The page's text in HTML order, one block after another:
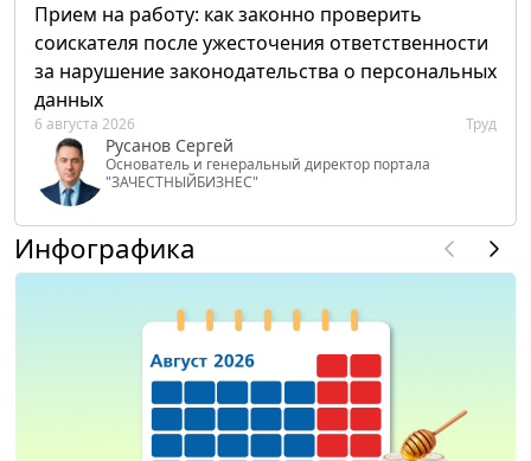
Прием на работу: как законно проверить
соискателя после ужесточения ответственности
за нарушение законодательства о персональных
данных
6 августа 2026 Труд
Русанов Сергей
Основатель и генеральный директор портала
"ЗАЧЕСТНЫЙБИЗНЕС"
Инфографика